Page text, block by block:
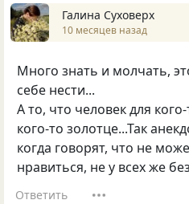
Галина Суховерх
10 месяцев назад
Много знать и молчать,
себе нести...
А то, что человек для
кого-то золотце...Так
когда говорят, что не
нравиться, не у всех же
Ответить